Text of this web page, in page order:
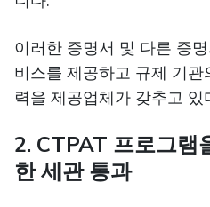
이러한 증명서 및 다른 증
비스를 제공하고 규제 기
력을 제공업체가 갖추고 있
2. CTPAT 프로그램
한 세관 통과